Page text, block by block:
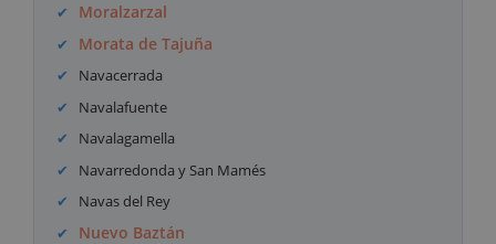
Moralzarzal
Morata de Tajuña
Navacerrada
Navalafuente
Navalagamella
Navarredonda y San Mamés
Navas del Rey
Nuevo Baztán